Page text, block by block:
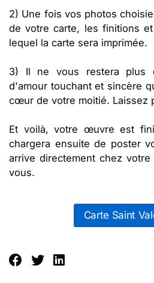
2) Une fois vos photos
de votre carte, les finitions
lequel la carte sera imprimée.
3) Il ne vous restera plus
d'amour touchant et sincère
cœur de votre moitié. Laissez
Et voilà, votre œuvre est
chargera ensuite de poster
arrive directement chez
vous.
Carte Saint